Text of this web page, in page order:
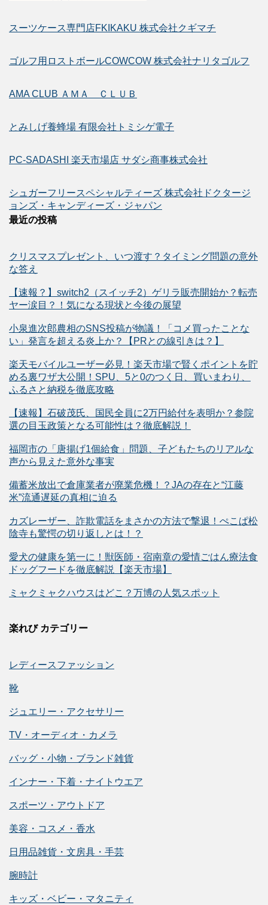
スーツケース専門店FKIKAKU 株式会社クギマチ
ゴルフ用ロストボールCOWCOW 株式会社ナリタゴルフ
AMA CLUB ＡＭＡ ＣＬＵＢ
とみしげ養蜂場 有限会社トミシゲ電子
PC-SADASHI 楽天市場店 サダシ商事株式会社
シュガーフリースペシャルティーズ 株式会社ドクタージ
ョンズ・キャンディーズ・ジャパン
最近の投稿
クリスマスプレゼント、いつ渡す？タイミング問題の意外
な答え
【速報？】switch2（スイッチ2）ゲリラ販売開始か？転売
ヤー涙目？！気になる現状と今後の展望
小泉進次郎農相のSNS投稿が物議！「コメ買ったことな
い」発言を超える炎上か？【PRとの線引きは？】
楽天モバイルユーザー必見！楽天市場で賢くポイントを貯
める裏ワザ大公開！SPU、5と0のつく日、買いまわり、
ふるさと納税を徹底攻略
【速報】石破茂氏、国民全員に2万円給付を表明か？参院
選の目玉政策となる可能性は？徹底解説！
福岡市の「唐揚げ1個給食」問題、子どもたちのリアルな
声から見えた意外な事実
備蓄米放出で倉庫業者が廃業危機！？JAの存在と“江藤
米”流通遅延の真相に迫る
カズレーザー、詐欺電話をまさかの方法で撃退！ぺこぱ松
陰寺も驚愕の切り返しとは！？
愛犬の健康を第一に！獣医師・宿南章の愛情ごはん療法食
ドッグフードを徹底解説【楽天市場】
ミャクミャクハウスはどこ？万博の人気スポット
楽れび カテゴリー
レディースファッション
靴
ジュエリー・アクセサリー
TV・オーディオ・カメラ
バッグ・小物・ブランド雑貨
インナー・下着・ナイトウエア
スポーツ・アウトドア
美容・コスメ・香水
日用品雑貨・文房具・手芸
腕時計
キッズ・ベビー・マタニティ